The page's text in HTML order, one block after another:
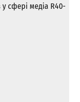
сфері медіа R40-